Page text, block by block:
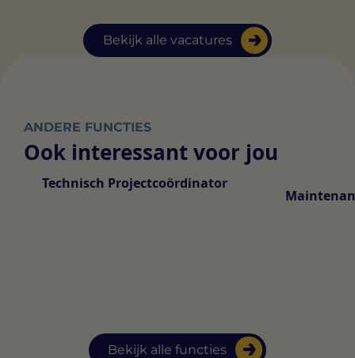
Bekijk alle vacatures
ANDERE FUNCTIES
Ook interessant voor jou
Bekijk alle functies
Technisch Projectcoördinator